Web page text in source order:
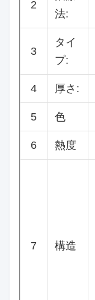
2
法:
3
タイ
プ:
4 厚さ:
5 色
6 熱度
7 構造